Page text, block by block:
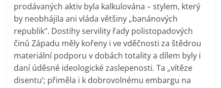
prodávaných aktiv byla kalkulována – stylem, který
by neobhájila ani vláda většiny „banánových
republik". Dostihy servility řady polistopadových
činů Západu měly kořeny i ve vděčnosti za štědrou
materiální podporu v dobách totality a dílem byly i
daní úděsné ideologické zaslepenosti. Ta „vítěze
disentu‘; přiměla i k dobrovolnému embargu na